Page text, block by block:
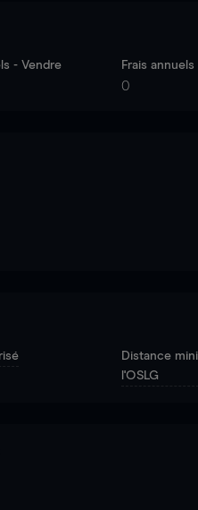
- Vendre Frais
0
Distance
l'OSLG